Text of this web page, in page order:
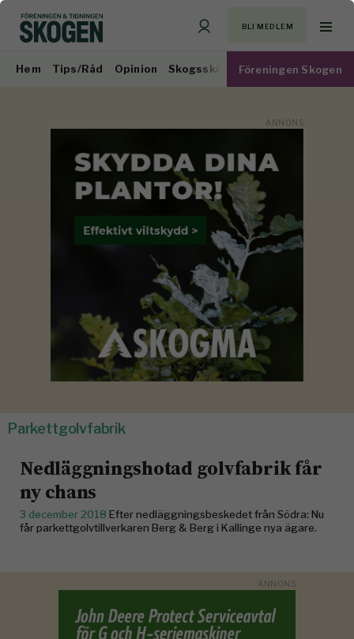
BLI MEDLEM
Hem Tips/Råd Opinion Skogsskötsel Virkesmarknad
Föreningen Skogen
Parkettgolvfabrik
Nedläggningshotad golvfabrik får
ny chans
3 december 2018 Efter nedläggningsbeskedet från Södra: Nu
får parkettgolvtillverkaren Berg & Berg i Kallinge nya ägare.